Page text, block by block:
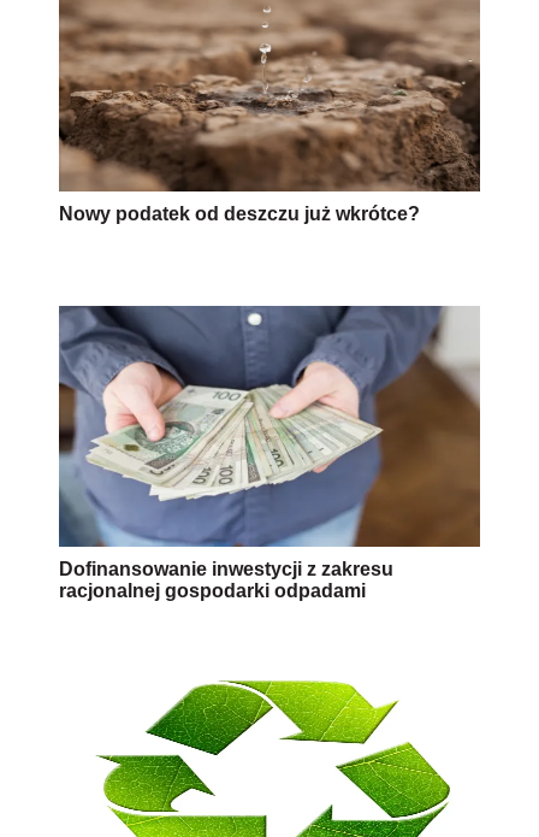
Nowy podatek od deszczu już wkrótce?
Dofinansowanie inwestycji z zakresu
racjonalnej gospodarki odpadami